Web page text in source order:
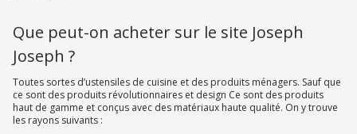
Que peut-on acheter sur le site Joseph
Joseph ?
Toutes sortes d’ustensiles de cuisine et des produits ménagers. Sauf que
ce sont des produits révolutionnaires et design Ce sont des produits
haut de gamme et conçus avec des matériaux haute qualité. On y trouve
les rayons suivants :